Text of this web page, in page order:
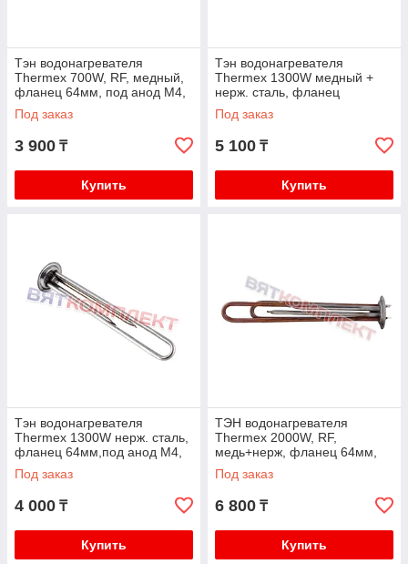
Тэн водонагревателя
Thermex 700W, RF, медный,
фланец 64мм, под анод М4,
L245мм.Термекс
Под заказ
3 900 ₸
Купить
Тэн водонагревателя
Thermex 1300W медный +
нерж. сталь, фланец
64мм,под анод М4, L320мм
Термекс
Под заказ
5 100 ₸
Купить
Тэн водонагревателя
Thermex 1300W нерж. сталь,
фланец 64мм,под анод М4,
L320мм Термекс
Под заказ
4 000 ₸
Купить
ТЭН водонагревателя
Thermex 2000W, RF,
медь+нерж, фланец 64мм,
под анод М4, L310мм.
Термекс (1300W+700W)
Под заказ
6 800 ₸
Купить